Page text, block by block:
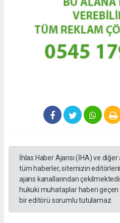
İhlas Haber Ajansı (İHA) ve
tüm haberler, sitemizin
ajans kanallarından
hukuki muhataplar haberi
bir editörü sorumlu tutulamaz.